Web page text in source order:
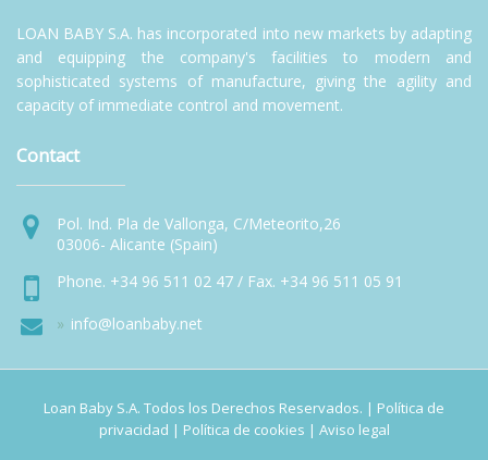
LOAN BABY S.A. has incorporated into new markets by adapting
and equipping the company's facilities to modern and
sophisticated systems of manufacture, giving the agility and
capacity of immediate control and movement.
Contact
Pol. Ind. Pla de Vallonga, C/Meteorito,26
03006- Alicante (Spain)
Phone. +34 96 511 02 47 / Fax. +34 96 511 05 91
info@loanbaby.net
Loan Baby S.A. Todos los Derechos Reservados. | Política de
privacidad | Política de cookies | Aviso legal